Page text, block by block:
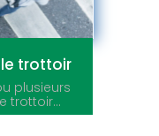
trottoir
plusieurs
trottoir...